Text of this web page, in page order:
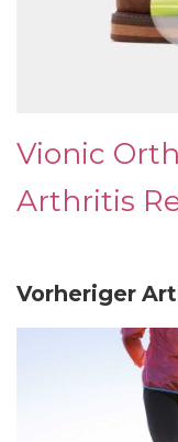
Vionic
Arthritis
Vorheriger